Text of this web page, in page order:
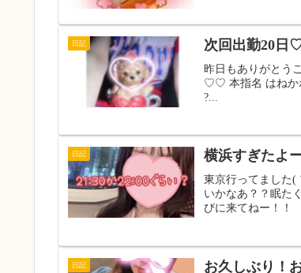
日記 次回出勤20日
昨日もありがと
♡♡ 本指名 はねか
?...
日記 横浜すぎたよ
東京行ってました(
いかなあ？？眠た
びに来てねー！！
日記 お久しぶり！